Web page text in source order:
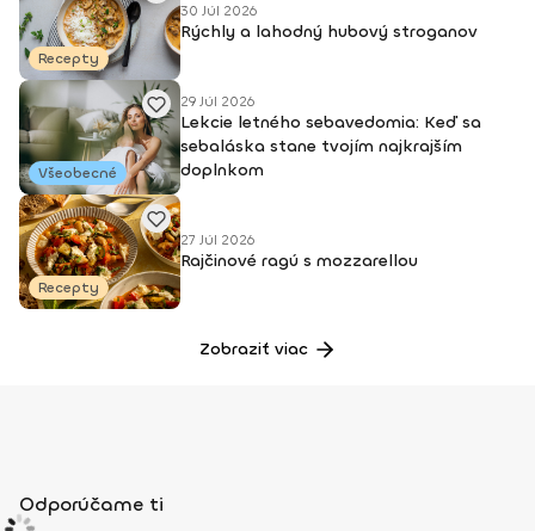
Recepty
30 Júl 2026
Rýchly a lahodný hubový stroganov
Všeobecné
29 Júl 2026
Lekcie letného sebavedomia: Keď sa
sebaláska stane tvojím najkrajším
doplnkom
Recepty
27 Júl 2026
Rajčinové ragú s mozzarellou
Zobraziť viac
Odporúčame ti